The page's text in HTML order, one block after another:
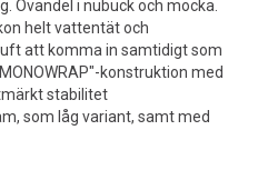
Ovandel i nubuck och mocka.
helt vattentät och
att komma in samtidigt som
konstruktion med
stabilitet
som låg variant, samt med